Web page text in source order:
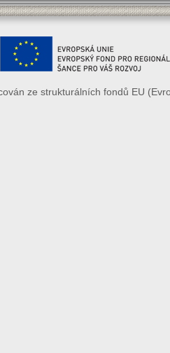
ze strukturálních fondů EU